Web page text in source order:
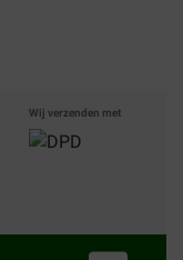
Wij verzenden met